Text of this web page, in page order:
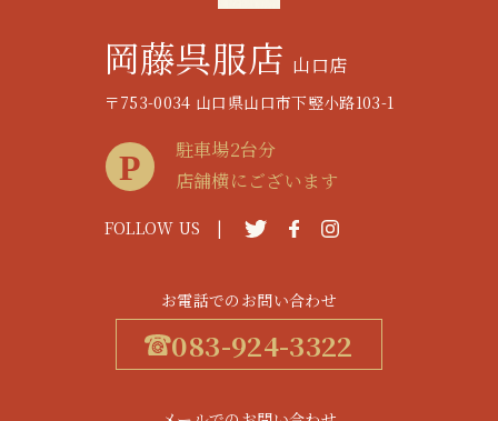
岡藤呉服店 山口店
〒753-0034 山口県山口市下竪小路103-1
駐車場2台分
店舗横にございます
FOLLOW US |
お電話でのお問い合わせ
083-924-3322